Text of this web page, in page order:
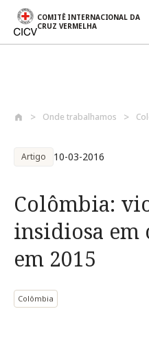
COMITÊ INTERNACIONAL DA
CRUZ VERMELHA
Onde trabalhamos
Artigo 10-03-2016
Colômbia:
insidiosa em
em 2015
Colômbia